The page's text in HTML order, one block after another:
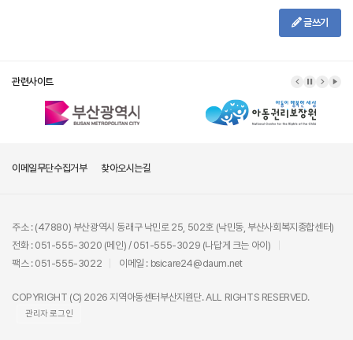
글쓰기
관련사이트
이메일무단수집거부 찾아오시는길
주소 : (47880) 부산광역시 동래구 낙민로 25, 502호 (낙민동, 부산사회복지종합센터)
전화 : 051-555-3020 (메인) / 051-555-3029 (나답게 크는 아이)
팩스 : 051-555-3022
이메일 : bsicare24@daum.net
COPYRIGHT (C) 2026 지역아동센터부산지원단. ALL RIGHTS RESERVED.
관리자 로그인